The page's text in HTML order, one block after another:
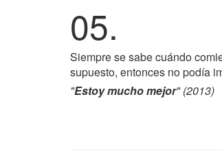
05.
Siempre se sabe cuándo
supuesto, entonces no podía
"Estoy mucho mejor" (2013)